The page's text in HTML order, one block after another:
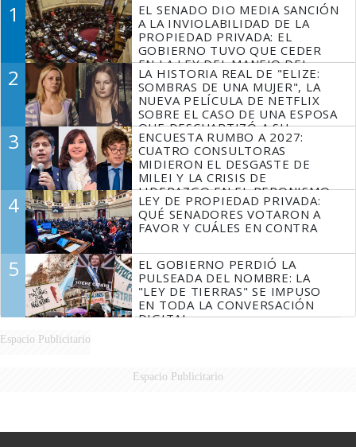
1
EL SENADO DIO MEDIA SANCIÓN
A LA INVIOLABILIDAD DE LA
PROPIEDAD PRIVADA: EL
GOBIERNO TUVO QUE CEDER
EN LA LEY DEL MANEJO DEL
FUEGO
2
LA HISTORIA REAL DE "ELIZE:
SOMBRAS DE UNA MUJER", LA
NUEVA PELÍCULA DE NETFLIX
SOBRE EL CASO DE UNA ESPOSA
QUE DESCUARTIZÓ A SU
MARIDO
3
ENCUESTA RUMBO A 2027:
CUATRO CONSULTORAS
MIDIERON EL DESGASTE DE
MILEI Y LA CRISIS DE
LIDERAZGO EN EL PERONISMO
4
LEY DE PROPIEDAD PRIVADA:
QUÉ SENADORES VOTARON A
FAVOR Y CUÁLES EN CONTRA
5
EL GOBIERNO PERDIÓ LA
PULSEADA DEL NOMBRE: LA
"LEY DE TIERRAS" SE IMPUSO
EN TODA LA CONVERSACIÓN
DIGITAL
Espacio Publicitario
Espacio Publicitario